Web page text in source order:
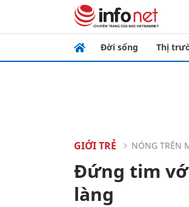
Đời sống Thị
GIỚI TRẺ NÓNG TRÊN
Đứng tim
làng